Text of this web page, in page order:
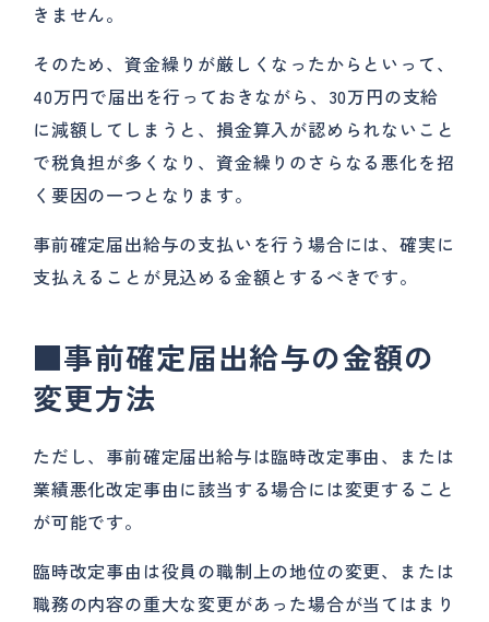
きません。
そのため、資金繰りが厳しくなったからといって、
40万円で届出を行っておきながら、30万円の支給
に減額してしまうと、損金算入が認められないこと
で税負担が多くなり、資金繰りのさらなる悪化を招
く要因の一つとなります。
事前確定届出給与の支払いを行う場合には、確実に
支払えることが見込める金額とするべきです。
■事前確定届出給与の金額の
変更方法
ただし、事前確定届出給与は臨時改定事由、または
業績悪化改定事由に該当する場合には変更すること
が可能です。
臨時改定事由は役員の職制上の地位の変更、または
職務の内容の重大な変更があった場合が当てはまり